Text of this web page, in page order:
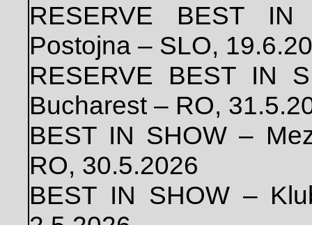
RESERVE BEST
Postojna – SLO,
RESERVE BEST IN
Bucharest – RO,
BEST IN SHOW –
RO, 30.5.2026
BEST IN SHOW –